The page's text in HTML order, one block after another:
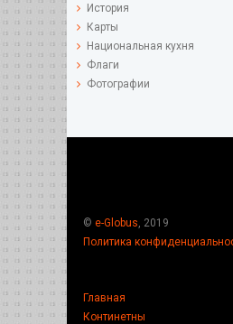
История
Карты
Национальная кухня
Флаги
Фотографии
© e-Globus, 2019
Политика
Главная
Континетны